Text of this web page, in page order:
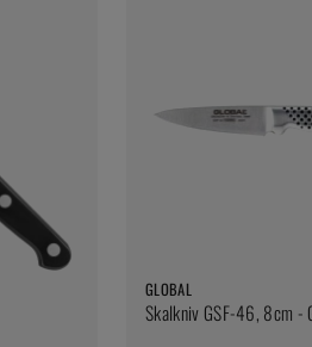
GLOBAL
Skalkniv GSF-46, 8cm -